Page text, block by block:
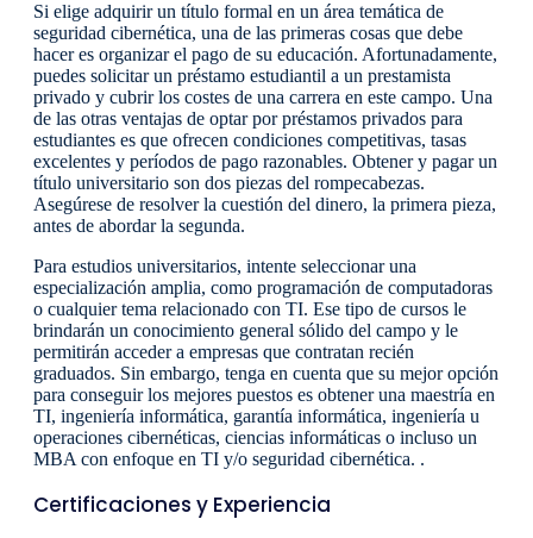
Si elige adquirir un título formal en un área temática de
seguridad cibernética, una de las primeras cosas que debe
hacer es organizar el pago de su educación. Afortunadamente,
puedes solicitar un préstamo estudiantil a un prestamista
privado y cubrir los costes de una carrera en este campo. Una
de las otras ventajas de optar por préstamos privados para
estudiantes es que ofrecen condiciones competitivas, tasas
excelentes y períodos de pago razonables. Obtener y pagar un
título universitario son dos piezas del rompecabezas.
Asegúrese de resolver la cuestión del dinero, la primera pieza,
antes de abordar la segunda.
Para estudios universitarios, intente seleccionar una
especialización amplia, como programación de computadoras
o cualquier tema relacionado con TI. Ese tipo de cursos le
brindarán un conocimiento general sólido del campo y le
permitirán acceder a empresas que contratan recién
graduados. Sin embargo, tenga en cuenta que su mejor opción
para conseguir los mejores puestos es obtener una maestría en
TI, ingeniería informática, garantía informática, ingeniería u
operaciones cibernéticas, ciencias informáticas o incluso un
MBA con enfoque en TI y/o seguridad cibernética. .
Certificaciones y Experiencia